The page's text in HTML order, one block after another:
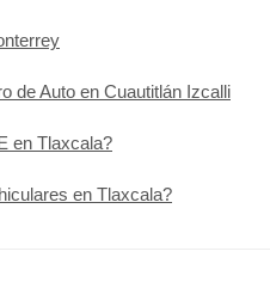
de Auto en Cuautitlán Izcalli
en Tlaxcala?
en Tlaxcala?